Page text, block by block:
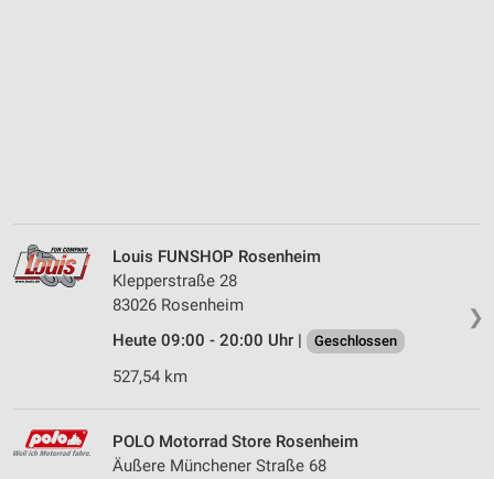
❯
Louis FUNSHOP Rosenheim
Klepperstraße 28
83026 Rosenheim
Heute 09:00 - 20:00 Uhr |
Geschlossen
527,54 km
POLO Motorrad Store Rosenheim
Äußere Münchener Straße 68